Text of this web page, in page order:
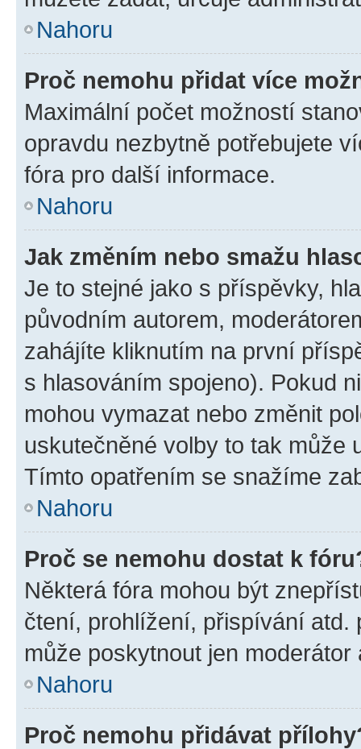
Nahoru
Proč nemohu přidat více
Maximální počet možností
opravdu nezbytně potřebujete
fóra pro další informace.
Nahoru
Jak změním nebo smažu
Je to stejné jako s příspěvky,
původním autorem,
zahájíte kliknutím na první
s hlasováním spojeno). Pokud
mohou vymazat nebo změnit
uskutečněné volby to tak může
Tímto opatřením se snažíme
Nahoru
Proč se nemohu dostat k
Některá fóra mohou být
čtení, prohlížení, přispívání atd.
může poskytnout jen
Nahoru
Proč nemohu přidávat